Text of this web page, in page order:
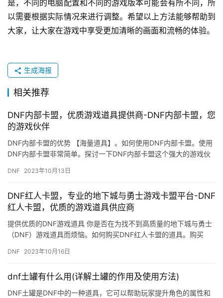
是，不同的电脑配置和不同的游戏版本可能会有所不同，所
以需要根据实际情况来进行调整。希望以上方法能够帮助到
大家，让大家在游戏中享受更加清晰的画面和流畅的体验。
生成海报
相关推荐
DNF内部卡盟，优质游戏道具提供商-DNF内部卡盟，您
的游戏伙伴
DNF内部卡盟的优势 【海量道具】。如何使用DNF内部卡盟。使用
DNF内部卡盟非常简单。探讨一下DNF内部卡盟这个强大的游戏伙
DNF 2023年10月13日
DNF红人卡盟，专业的地下城与勇士游戏卡盟平台-DNF
红人卡盟，优质的游戏道具供应商
提供优质的DNF游戏道具 你是否在为找不到高质量的地下城与勇士
（DNF）游戏道具而烦恼。如何购买DNF红人卡盟的道具。购买
DNF 2023年10月16日
dnf土罐有什么用(详解土罐的作用及使用方法)
DNF土罐是DNF中的一种道具，它可以帮助玩家提升角色的属性和